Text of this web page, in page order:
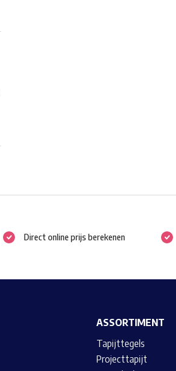
Direct online prijs berekenen
ASSORTIMENT
Tapijttegels
Projecttapijt